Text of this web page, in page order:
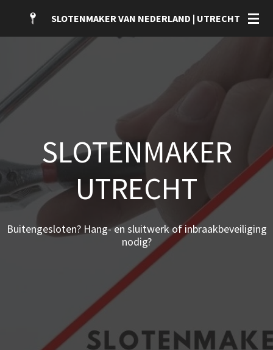
hoofdinhoud
SLOTENMAKER VAN NEDERLAND | UTRECHT
SLOTENMAKER
UTRECHT
Buitengesloten? Hang- en sluitwerk of inbraakbeveiliging
nodig?